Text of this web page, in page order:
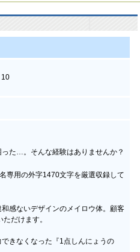
た…。そんな経験はありませんか？
専用の外字1470文字を厳選収録して
感ないデザインのメイロウ体。顧客
だけます。
きなくなった『1点しんにょうの